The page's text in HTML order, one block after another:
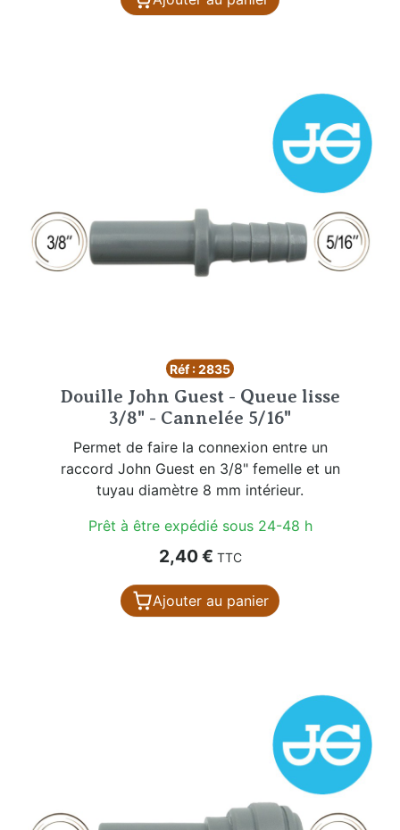
Réf : 2835
Douille John Guest - Queue lisse
3/8" - Cannelée 5/16"
Permet de faire la connexion entre un
raccord John Guest en 3/8" femelle et un
tuyau diamètre 8 mm intérieur.
Prêt à être expédié sous 24-48 h
Prix
2,40 € TTC
Ajouter au panier